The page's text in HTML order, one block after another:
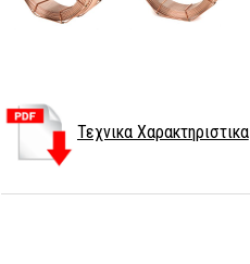
Τεχνικα Χαρακτηριστικα